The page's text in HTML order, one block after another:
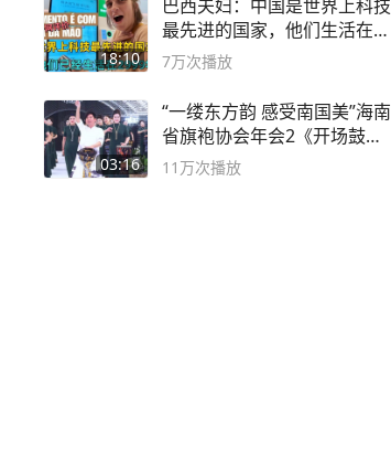
18:10
巴西夫妇：中国是世界上科技
最先进的国家，他们生活在
2999年
7万次播放
03:16
“一缕东方韵 感受南国美”海南
省旗袍协会年会2《开场鼓》
二团
11万次播放